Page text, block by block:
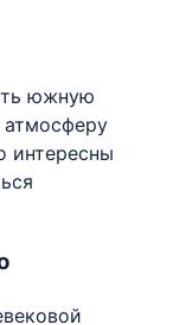
южную
интересны